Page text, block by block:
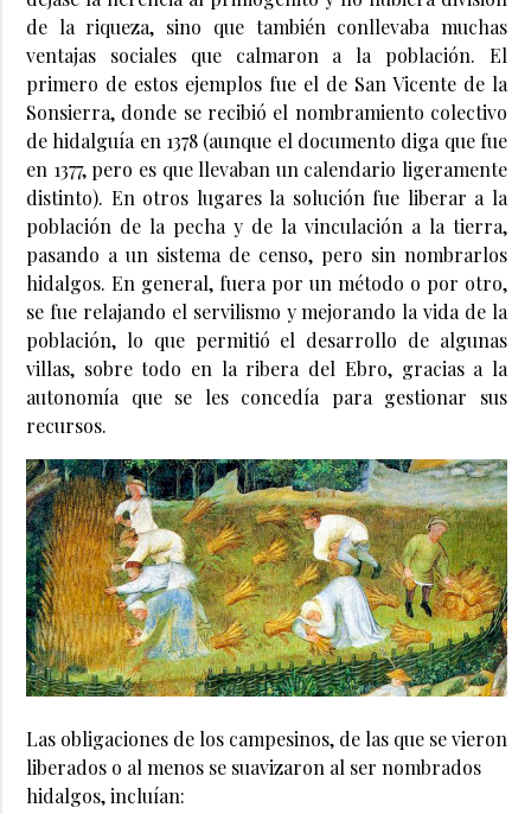
de la riqueza, sino que también conllevaba muchas
ventajas sociales que calmaron a la población. El
primero de estos ejemplos fue el de San Vicente de la
Sonsierra, donde se recibió el nombramiento colectivo
de hidalguía en 1378 (aunque el documento diga que fue
en 1377, pero es que llevaban un calendario ligeramente
distinto). En otros lugares la solución fue liberar a la
población de la pecha y de la vinculación a la tierra,
pasando a un sistema de censo, pero sin nombrarlos
hidalgos. En general, fuera por un método o por otro,
se fue relajando el servilismo y mejorando la vida de la
población, lo que permitió el desarrollo de algunas
villas, sobre todo en la ribera del Ebro, gracias a la
autonomía que se les concedía para gestionar sus
recursos.
Las obligaciones de los campesinos, de las que se vieron
liberados o al menos se suavizaron al ser nombrados
hidalgos, incluían: